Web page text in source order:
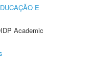
E
Academic